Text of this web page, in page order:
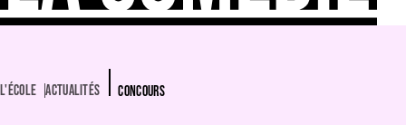
L'ÉCOLE ACTUALITÉS CONCOURS